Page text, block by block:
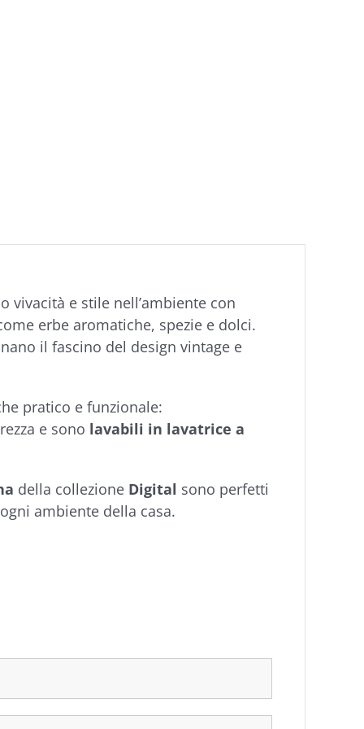
vivacità e stile nell’ambiente con
erbe aromatiche, spezie e dolci.
il fascino del design vintage e
pratico e funzionale:
e sono lavabili in lavatrice a
della collezione Digital sono perfetti
ambiente della casa.